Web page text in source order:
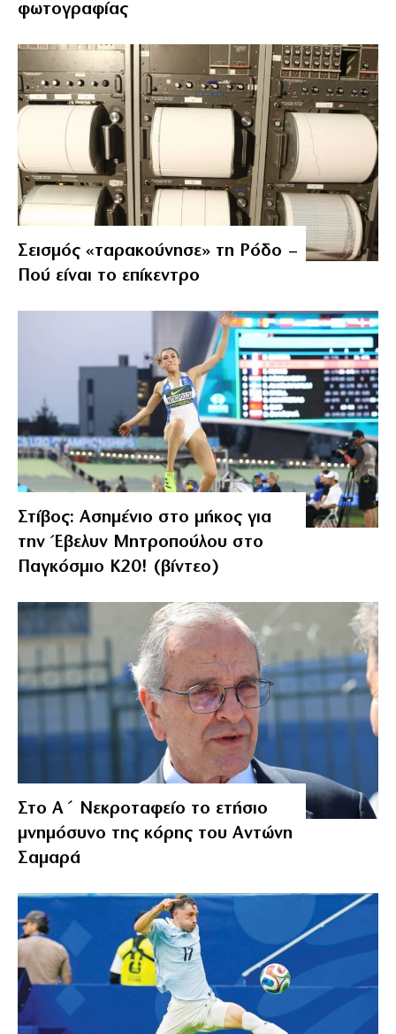
φωτογραφίας
Σεισμός «ταρακούνησε» τη Ρόδο –
Πού είναι το επίκεντρο
Στίβος: Ασημένιο στο μήκος για
την Έβελυν Μητροπούλου στο
Παγκόσμιο Κ20! (βίντεο)
Στο Α΄ Νεκροταφείο το ετήσιο
μνημόσυνο της κόρης του Αντώνη
Σαμαρά